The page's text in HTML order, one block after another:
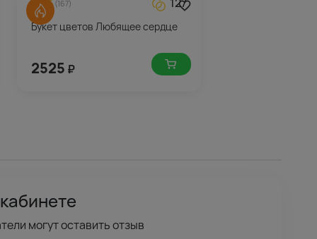
4.6(167) 127
Букет цветов Любящее сердце
2525 ₽
могут оставить отзыв